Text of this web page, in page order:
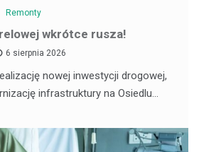
Remonty
wkrótce rusza!
6 sierpnia 2026
nowej inwestycji drogowej,
infrastruktury na Osiedlu…